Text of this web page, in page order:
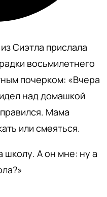
Сиэтла прислала
восьмилетнего
почерком: «Вчера
над домашкой
Мама
или смеяться.
школу. А он мне: ну а